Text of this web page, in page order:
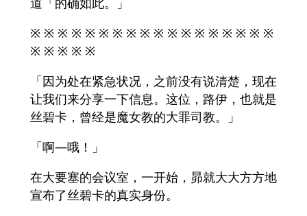
※ ※ ※ ※ ※ ※ ※ ※ ※ ※ ※ ※ ※ ※ ※ ※ ※ ※
※ ※ ※ ※ ※
「因为处在紧急状况，之前没有说清楚，现在
让我们来分享一下信息。这位，路伊，也就是
丝碧卡，曾经是魔女教的大罪司教。」
「啊—哦！」
在大要塞的会议室，一开始，昴就大大方方地
宣布了丝碧卡的真实身份。